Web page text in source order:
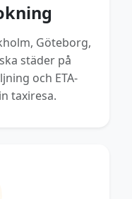
Göteborg,
städer på
och ETA-
taxiresa.